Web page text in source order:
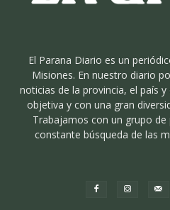
El Parana Diario es un
Misiones. En nuestro diario
noticias de la provincia, el país
objetiva y con una gran
Trabajamos con un grupo
constante búsqueda de las